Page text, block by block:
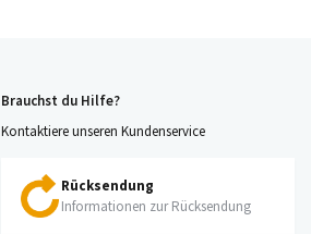
Brauchst du Hilfe?
Kontaktiere unseren Kundenservice
Rücksendung
Informationen zur Rücksendung